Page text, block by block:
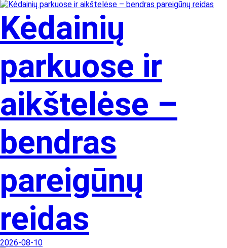
Kėdainių
parkuose ir
aikštelėse –
bendras
pareigūnų
reidas
2026-08-10